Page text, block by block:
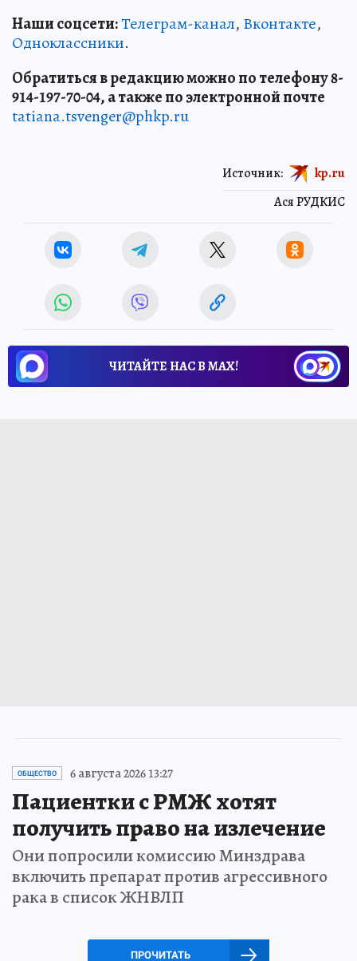
Наши соцсети:Телеграм-канал, Вконтакте,
Одноклассники.
Обратиться в редакцию можно по телефону 8-
914-197-70-04, а также по электронной почте
tatiana.tsvenger@phkp.ru
Ася РУДКИС
Источник: kp.ru
ЧИТАЙТЕ НАС В МАХ!
ОБЩЕСТВО 6 августа 2026 13:27
Пациентки с РМЖ хотят
получить право на излечение
Они попросили комиссию Минздрава
включить препарат против агрессивного
рака в список ЖНВЛП
ПРОЧИТАТЬ